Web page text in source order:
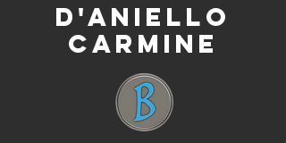
D'ANIELLO
CARMINE